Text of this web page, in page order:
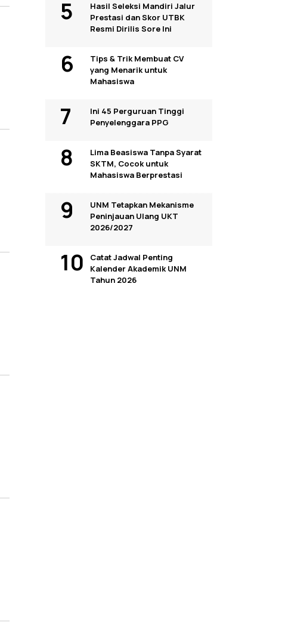
Hasil Seleksi Mandiri Jalur
Prestasi dan Skor UTBK
Resmi Dirilis Sore Ini
Tips & Trik Membuat CV
yang Menarik untuk
Mahasiswa
Ini 45 Perguruan Tinggi
Penyelenggara PPG
Lima Beasiswa Tanpa Syarat
SKTM, Cocok untuk
Mahasiswa Berprestasi
UNM Tetapkan Mekanisme
Peninjauan Ulang UKT
2026/2027
Catat Jadwal Penting
Kalender Akademik UNM
Tahun 2026